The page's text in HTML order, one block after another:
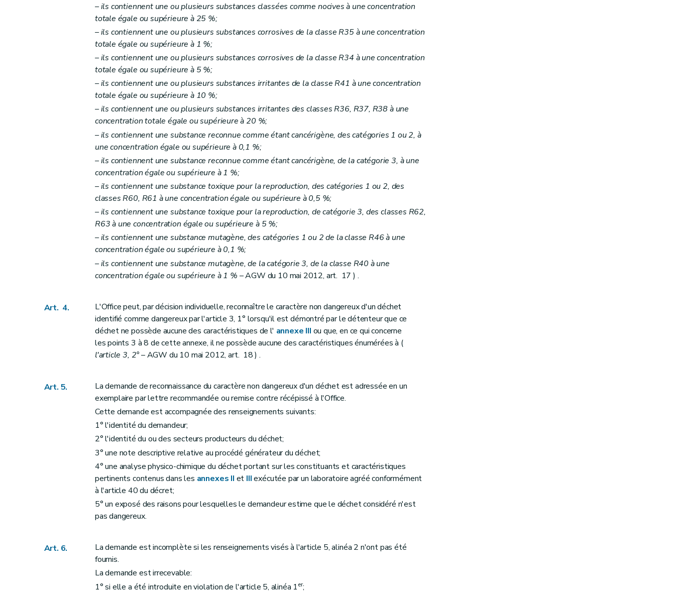
– ils contiennent une ou plusieurs substances classées comme nocives à une concentration
totale égale ou supérieure à 25 %;
– ils contiennent une ou plusieurs substances corrosives de la classe R35 à une concentration
totale égale ou supérieure à 1 %;
– ils contiennent une ou plusieurs substances corrosives de la classe R34 à une concentration
totale égale ou supérieure à 5 %;
– ils contiennent une ou plusieurs substances irritantes de la classe R41 à une concentration
totale égale ou supérieure à 10 %;
– ils contiennent une ou plusieurs substances irritantes des classes R36, R37, R38 à une
concentration totale égale ou supérieure à 20 %;
– ils contiennent une substance reconnue comme étant cancérigène, des catégories 1 ou 2, à
une concentration égale ou supérieure à 0,1 %;
– ils contiennent une substance reconnue comme étant cancérigène, de la catégorie 3, à une
concentration égale ou supérieure à 1 %;
– ils contiennent une substance toxique pour la reproduction, des catégories 1 ou 2, des
classes R60, R61 à une concentration égale ou supérieure à 0,5 %;
– ils contiennent une substance toxique pour la reproduction, de catégorie 3, des classes R62,
R63 à une concentration égale ou supérieure à 5 %;
– ils contiennent une substance mutagène, des catégories 1 ou 2 de la classe R46 à une
concentration égale ou supérieure à 0,1 %;
– ils contiennent une substance mutagène, de la catégorie 3, de la classe R40 à une
concentration égale ou supérieure à 1 % – AGW du 10 mai 2012, art. 17 ) .
Art. 4.
L'Office peut, par décision individuelle, reconnaître le caractère non dangereux d'un déchet
identifié comme dangereux par l'article 3, 1° lorsqu'il est démontré par le détenteur que ce
déchet ne possède aucune des caractéristiques de l' annexe III ou que, en ce qui concerne
les points 3 à 8 de cette annexe, il ne possède aucune des caractéristiques énumérées à (
l'article 3, 2°– AGW du 10 mai 2012, art. 18 ) .
Art. 5.
La demande de reconnaissance du caractère non dangereux d'un déchet est adressée en un
exemplaire par lettre recommandée ou remise contre récépissé à l'Office.
Cette demande est accompagnée des renseignements suivants:
1° l'identité du demandeur;
2° l'identité du ou des secteurs producteurs du déchet;
3° une note descriptive relative au procédé générateur du déchet;
4° une analyse physico-chimique du déchet portant sur les constituants et caractéristiques
pertinents contenus dans les annexes II et IIIexécutée par un laboratoire agréé conformément
à l'article 40 du décret;
5° un exposé des raisons pour lesquelles le demandeur estime que le déchet considéré n'est
pas dangereux.
Art. 6.
La demande est incomplète si les renseignements visés à l'article 5, alinéa 2 n'ont pas été
fournis.
La demande est irrecevable:
1° si elle a été introduite en violation de l'article 5, alinéa 1er;